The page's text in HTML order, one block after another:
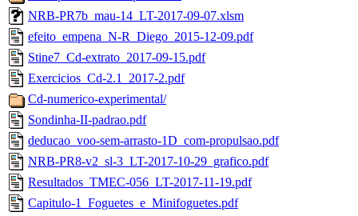
NRB-PR7b_mau-14_LT-2017-09-07.xlsm
efeito_empena_N-R_Diego_2015-12-09.pdf
Stine7_Cd-extrato_2017-09-15.pdf
Exercicios_Cd-2.1_2017-2.pdf
Cd-numerico-experimental/
Sondinha-II-padrao.pdf
deducao_voo-sem-arrasto-1D_com-propulsao.pdf
NRB-PR8-v2_sl-3_LT-2017-10-29_grafico.pdf
Resultados_TMEC-056_LT-2017-11-19.pdf
Capitulo-1_Foguetes_e_Minifoguetes.pdf